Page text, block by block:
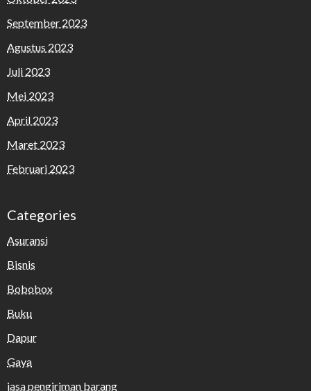
September 2023
Agustus 2023
Juli 2023
Mei 2023
April 2023
Maret 2023
Februari 2023
Categories
Asuransi
Bisnis
Bobobox
Buku
Dapur
Gaya
jasa pengiriman barang